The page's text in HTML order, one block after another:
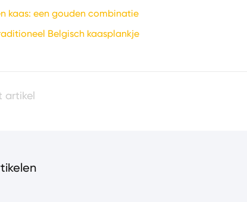
kaas: een gouden combinatie
Belgisch kaasplankje
artikel